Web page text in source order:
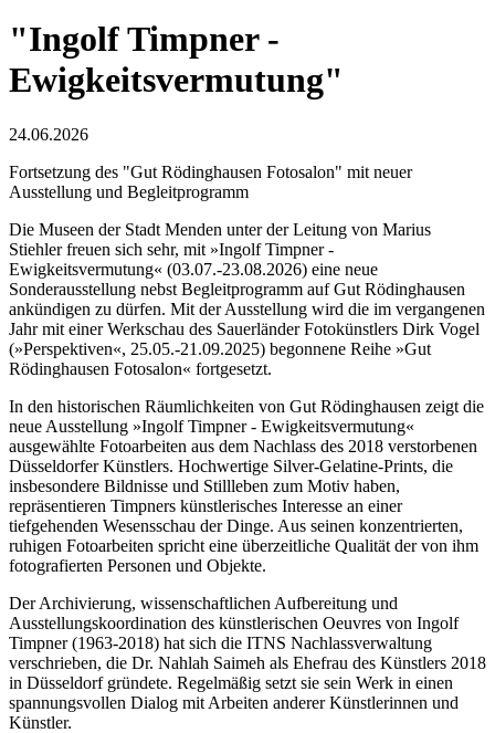
"Ingolf Timpner -
Ewigkeitsvermutung"
24.06.2026
Fortsetzung des "Gut Rödinghausen Fotosalon" mit neuer
Ausstellung und Begleitprogramm
Die Museen der Stadt Menden unter der Leitung von Marius
Stiehler freuen sich sehr, mit »Ingolf Timpner -
Ewigkeitsvermutung« (03.07.-23.08.2026) eine neue
Sonderausstellung nebst Begleitprogramm auf Gut Rödinghausen
ankündigen zu dürfen. Mit der Ausstellung wird die im vergangenen
Jahr mit einer Werkschau des Sauerländer Fotokünstlers Dirk Vogel
(»Perspektiven«, 25.05.-21.09.2025) begonnene Reihe »Gut
Rödinghausen Fotosalon« fortgesetzt.
In den historischen Räumlichkeiten von Gut Rödinghausen zeigt die
neue Ausstellung »Ingolf Timpner - Ewigkeitsvermutung«
ausgewählte Fotoarbeiten aus dem Nachlass des 2018 verstorbenen
Düsseldorfer Künstlers. Hochwertige Silver-Gelatine-Prints, die
insbesondere Bildnisse und Stillleben zum Motiv haben,
repräsentieren Timpners künstlerisches Interesse an einer
tiefgehenden Wesensschau der Dinge. Aus seinen konzentrierten,
ruhigen Fotoarbeiten spricht eine überzeitliche Qualität der von ihm
fotografierten Personen und Objekte.
Der Archivierung, wissenschaftlichen Aufbereitung und
Ausstellungskoordination des künstlerischen Oeuvres von Ingolf
Timpner (1963-2018) hat sich die ITNS Nachlassverwaltung
verschrieben, die Dr. Nahlah Saimeh als Ehefrau des Künstlers 2018
in Düsseldorf gründete. Regelmäßig setzt sie sein Werk in einen
spannungsvollen Dialog mit Arbeiten anderer Künstlerinnen und
Künstler.